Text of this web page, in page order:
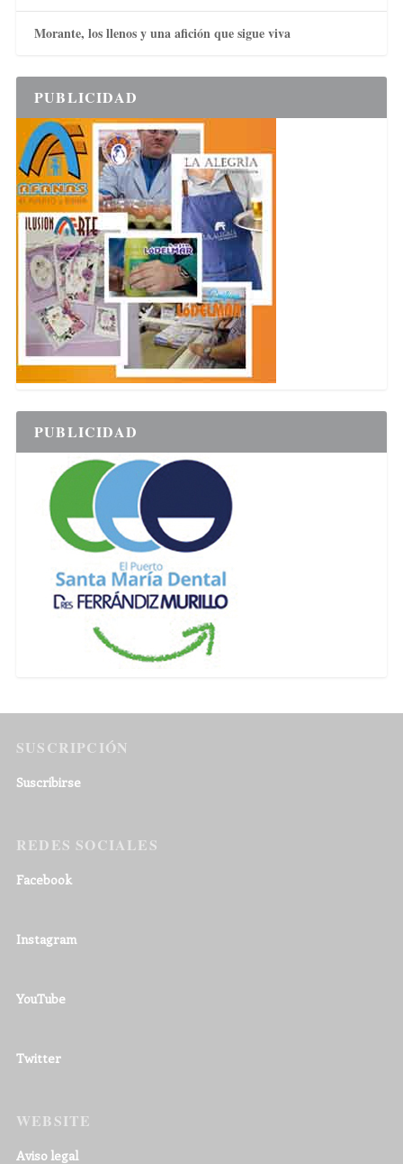
Morante, los llenos y una afición que sigue viva
PUBLICIDAD
PUBLICIDAD
SUSCRIPCIÓN
Suscribirse
REDES SOCIALES
Facebook
Instagram
YouTube
Twitter
WEBSITE
Aviso legal